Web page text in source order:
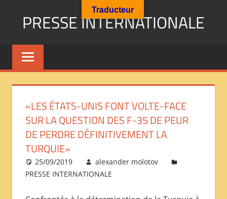
PRESSE INTERNATIONALE
Presse
Internationale
Géopolitique
Immigration
Société
Emploi
Economie
Géostratégie-
INTERNATIONAL
«LES ÉTATS-UNIS FONT VOLTE-FACE
SUR LA QUESTION DES F-35 DE PEUR
DE PERDRE DÉFINITIVEMENT LA
TURQUIE»
25/09/2019
alexander molotov
PRESSE INTERNATIONALE
Traducteur